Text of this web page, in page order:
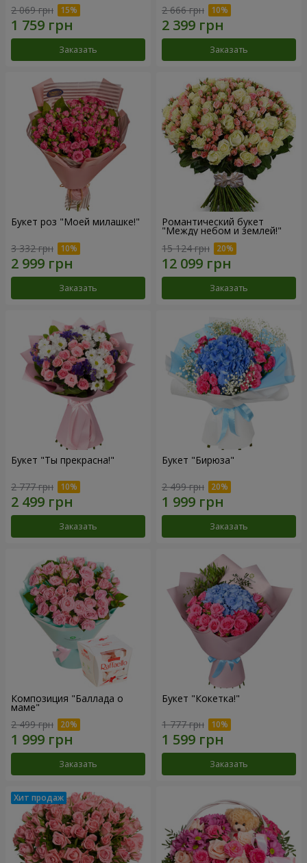
2 069 грн
Заказать
2 666 грн
Заказать
Букет роз "Моей милашке!"
3 332 грн
Заказать
Романтический букет
"Между небом и землей!"
15 124 грн
Заказать
Букет "Ты прекрасна!"
2 777 грн
Заказать
Букет "Бирюза"
2 499 грн
Заказать
Композиция "Баллада о
маме"
2 499 грн
Заказать
Букет "Кокетка!"
1 777 грн
Заказать